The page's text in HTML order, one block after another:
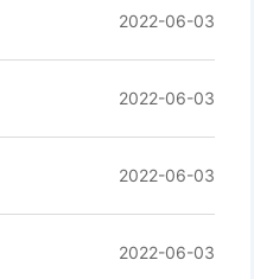
2022-06-03
2022-06-03
2022-06-03
2022-06-03